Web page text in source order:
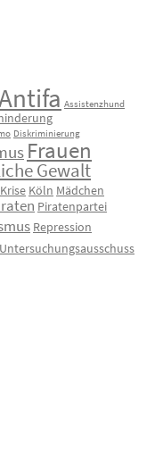
Assistenzhund
Diskriminierung
Frauen
Gewalt
Krise Köln Mädchen
Piratenpartei
Repression
Untersuchungsausschuss